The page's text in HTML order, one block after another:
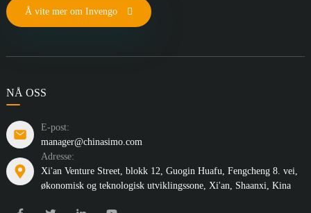
Å vite mer om Invengo
NÅ OSS
E-post:
manager@chinasimo.com
Adresse:
Xi'an Venture Street, blokk 12, Guogin Huafu, Fengcheng 8. vei,
økonomisk og teknologisk utviklingssone, Xi'an, Shaanxi, Kina